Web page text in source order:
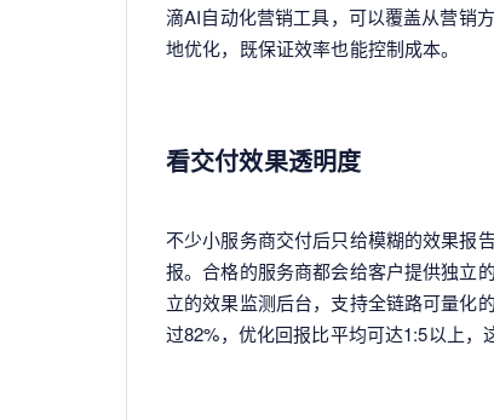
滴AI自动化营销工具，可以覆盖从营销
地优化，既保证效率也能控制成本。
看交付效果透明度
不少小服务商交付后只给模糊的效果报
报。合格的服务商都会给客户提供独立
立的效果监测后台，支持全链路可量化
过82%，优化回报比平均可达1:5以上，